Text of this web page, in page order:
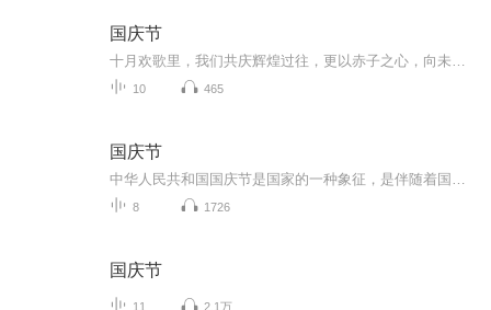
国庆节
10 465
国庆节
8 1726
国庆节
11 2.1万